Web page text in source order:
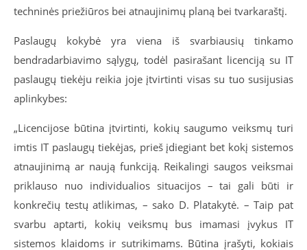
techninės priežiūros bei atnaujinimų planą bei tvarkaraštį.
Paslaugų kokybė yra viena iš svarbiausių tinkamo
bendradarbiavimo sąlygų, todėl pasirašant licenciją su IT
paslaugų tiekėju reikia joje įtvirtinti visas su tuo susijusias
aplinkybes:
„Licencijose būtina įtvirtinti, kokių saugumo veiksmų turi
imtis IT paslaugų tiekėjas, prieš įdiegiant bet kokį sistemos
atnaujinimą ar naują funkciją. Reikalingi saugos veiksmai
priklauso nuo individualios situacijos – tai gali būti ir
konkrečių testų atlikimas, – sako D. Platakytė. – Taip pat
svarbu aptarti, kokių veiksmų bus imamasi įvykus IT
sistemos klaidoms ir sutrikimams. Būtina įrašyti, kokiais